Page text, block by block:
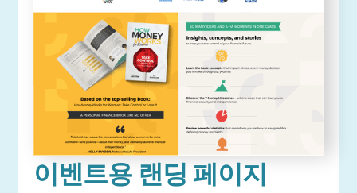
이벤트용 랜딩 페이지